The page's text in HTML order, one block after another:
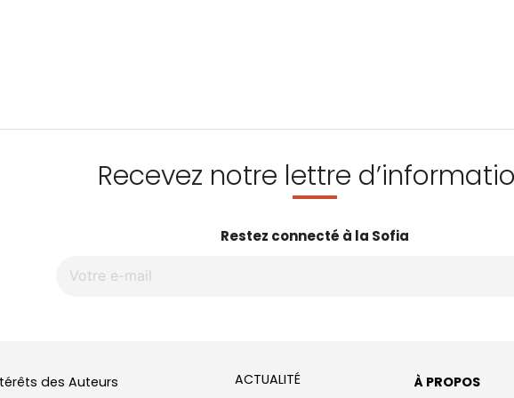
Recevez notre lettre
Restez connecté à la Sofia
des Auteurs
ACTUALITÉ À PROPOS